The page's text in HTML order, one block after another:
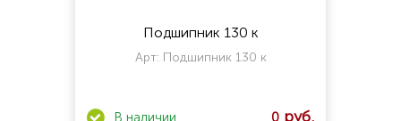
Подшипник 130 к
Арт: Подшипник 130 к
0